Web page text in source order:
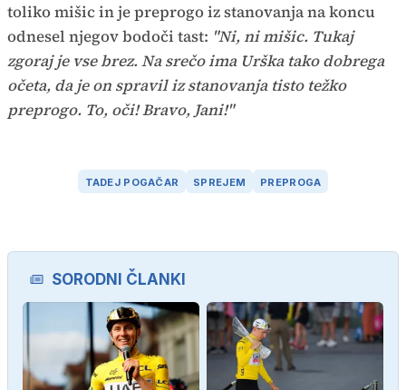
toliko mišic in je preprogo iz stanovanja na koncu
odnesel njegov bodoči tast: "Ni, ni mišic. Tukaj
zgoraj je vse brez. Na srečo ima Urška tako dobrega
očeta, da je on spravil iz stanovanja tisto težko
preprogo. To, oči! Bravo, Jani!"
TADEJ POGAČAR SPREJEM PREPROGA
SORODNI ČLANKI